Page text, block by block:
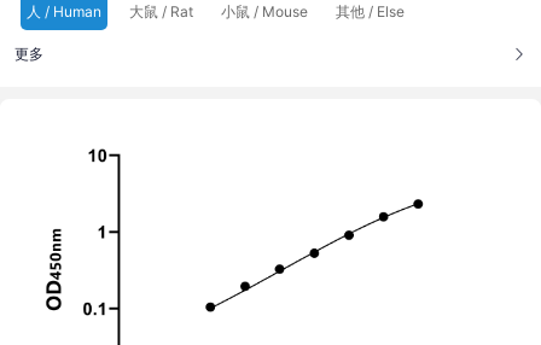
人 / Human
大鼠 / Rat 小鼠 / Mouse 其他 / Else
更多